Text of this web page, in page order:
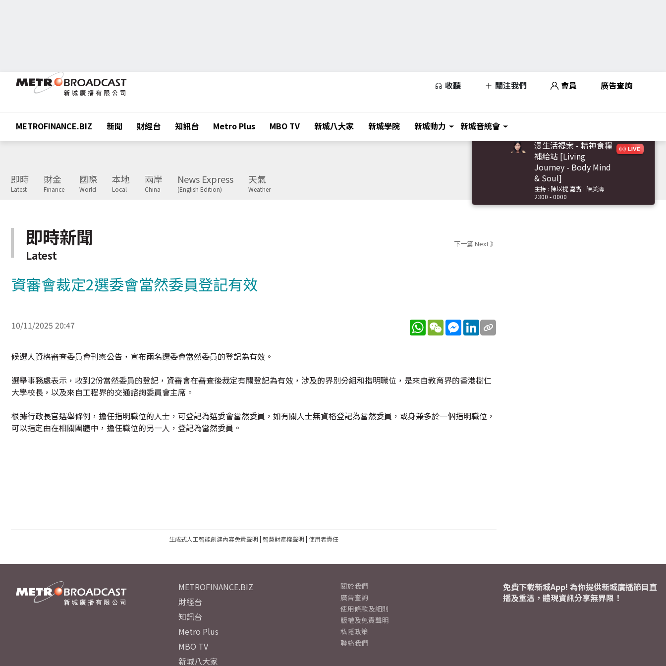
收聽 關注我們 會員 廣告查詢
METROFINANCE.BIZ 新聞 財經台 知訊台 Metro Plus MBO TV 新城八大家 新城學院 新城動力 新城音統會
即時
Latest
財金
Finance
國際
World
本地
Local
兩岸
China
News Express
(English Edition)
天氣
Weather
漫生活禔案 - 精神食糧
補給站 [Living
Journey - Body Mind
& Soul]
主持 : 陳以禔 嘉賓 : 陳美濤
2300 - 0000
即時新聞
Latest
下一篇 Next 》
資審會裁定2選委會當然委員登記有效
10/11/2025 20:47 WhatsApp
WeChatMessenger
LinkedIn
候選人資格審查委員會刊憲公告，宣布兩名選委會當然委員的登記為有效。
選舉事務處表示，收到2份當然委員的登記，資審會在審查後裁定有關登記為有效，涉及的界別分組和指明職位，是來自教育界的香港樹仁
大學校長，以及來自工程界的交通諮詢委員會主席。
根據行政長官選舉條例，擔任指明職位的人士，可登記為選委會當然委員，如有關人士無資格登記為當然委員，或身兼多於一個指明職位，
可以指定由在相關團體中，擔任職位的另一人，登記為當然委員。
生成式人工智能創建內容免責聲明| 智慧財產權聲明| 使用者責任
METROFINANCE.BIZ
財經台
知訊台
Metro Plus
MBO TV
新城八大家
關於我們
廣告查詢
使用條款及細則
版權及免責聲明
私隱政策
聯絡我們
免費下載新城App! 為你提供新城廣播節目直
播及重溫，體現資訊分享無界限！